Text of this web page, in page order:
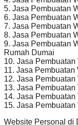
5. Jasa Pembuatan
6. Jasa Pembuatan
7. Jasa Pembuatan
8. Jasa Pembuatan
9. Jasa Pembuatan
Rumah Dumai
10. Jasa
11. Jasa
12. Jasa
13. Jasa
14. Jasa
15. Jasa
Website Personal di